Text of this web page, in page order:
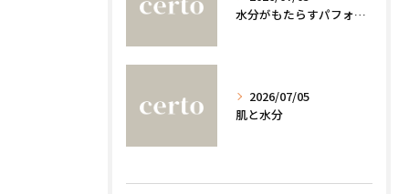
水分がもたらすパフォーマンスへの影響
2026/07/05
肌と水分